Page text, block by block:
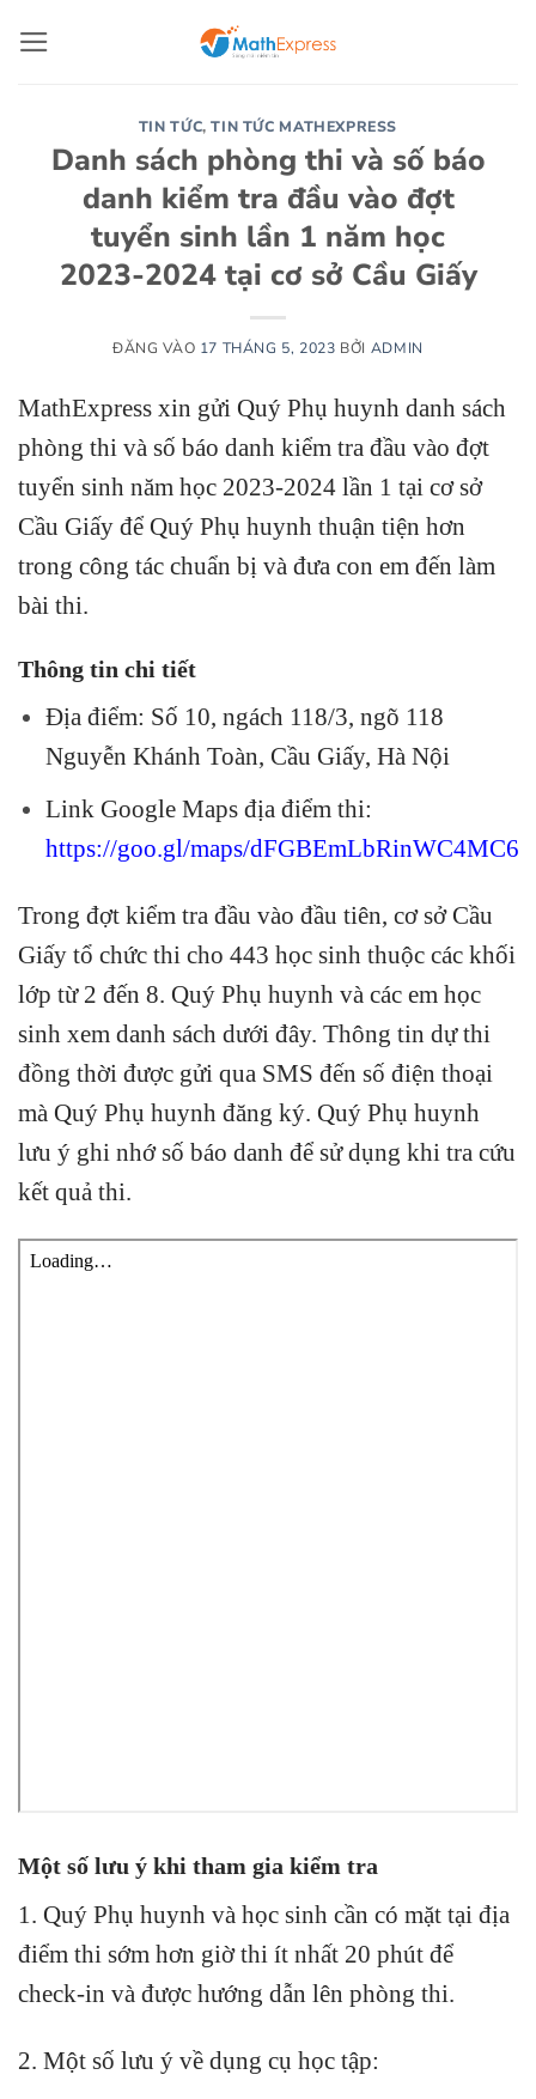
qua
TIN TỨC,TIN TỨC MATHEXPRESS
Danh sách phòng thi và số báo
danh kiểm tra đầu vào đợt
tuyển sinh lần 1 năm học
2023-2024 tại cơ sở Cầu Giấy
ĐĂNG VÀO 17 THÁNG 5, 2023 BỞI ADMIN
MathExpress xin gửi Quý Phụ huynh danh sách
phòng thi và số báo danh kiểm tra đầu vào đợt
tuyển sinh năm học 2023-2024 lần 1 tại cơ sở
Cầu Giấy để Quý Phụ huynh thuận tiện hơn
trong công tác chuẩn bị và đưa con em đến làm
bài thi.
Thông tin chi tiết
Địa điểm: Số 10, ngách 118/3, ngõ 118
Nguyễn Khánh Toàn, Cầu Giấy, Hà Nội
Link Google Maps địa điểm thi:
https://goo.gl/maps/dFGBEmLbRinWC4MC6
Trong đợt kiểm tra đầu vào đầu tiên, cơ sở Cầu
Giấy tổ chức thi cho 443 học sinh thuộc các khối
lớp từ 2 đến 8. Quý Phụ huynh và các em học
sinh xem danh sách dưới đây. Thông tin dự thi
đồng thời được gửi qua SMS đến số điện thoại
mà Quý Phụ huynh đăng ký. Quý Phụ huynh
lưu ý ghi nhớ số báo danh để sử dụng khi tra cứu
kết quả thi.
Một số lưu ý khi tham gia kiểm tra
1. Quý Phụ huynh và học sinh cần có mặt tại địa
điểm thi sớm hơn giờ thi ít nhất 20 phút để
check-in và được hướng dẫn lên phòng thi.
2. Một số lưu ý về dụng cụ học tập: